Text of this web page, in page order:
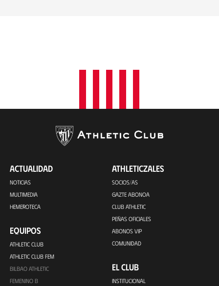
ACTUALIDAD
NOTICIAS
MULTIMEDIA
HEMEROTECA
EQUIPOS
ATHLETIC CLUB
ATHLETIC CLUB FEM
BILBAO ATHLETIC
FEMENINO B
ATHLETICZALES
SOCIOS/AS
GAZTE ABONOA
CLUB ATHLETIC
PEÑAS OFICIALES
ABONOS VIP
COMUNIDAD
EL CLUB
INSTITUCIONAL